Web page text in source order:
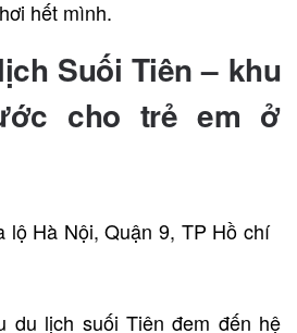
hết mình.
Suối Tiên – khu
cho trẻ em ở
lộ Hà Nội, Quận 9, TP Hồ chí
du lịch suối Tiên đem đến hệ